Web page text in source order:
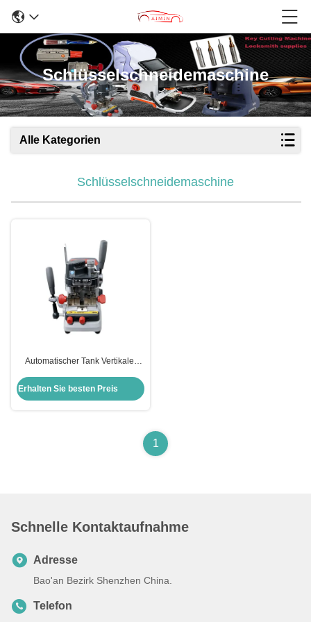
Schlüsselschneidemaschine
Alle Kategorien
Schlüsselschneidemaschine
Automatischer Tank Vertikaler
Schlosserwerkzeuge Xhorse
Condox
Erhalten Sie besten Preis
1
Schnelle Kontaktaufnahme
Adresse
Bao'an Bezirk Shenzhen China.
Telefon